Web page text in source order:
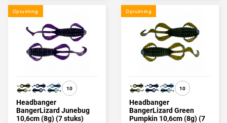
10
Opruiming
Headbanger
BangerLizard Junebug
10,6cm (8g) (7 stuks)
10
Opruiming
Headbanger
BangerLizard Green
Pumpkin 10,6cm (8g) (7